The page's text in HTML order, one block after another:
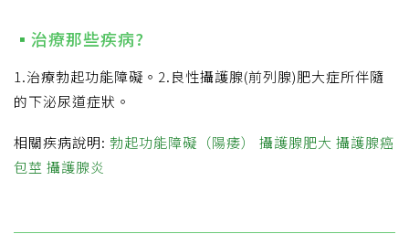
治療那些疾病?
1.治療勃起功能障礙。2.良性攝護腺(前列腺)肥大症所伴隨
的下泌尿道症狀。
相關疾病說明: 勃起功能障礙（陽痿） 攝護腺肥大 攝護腺癌
包莖 攝護腺炎